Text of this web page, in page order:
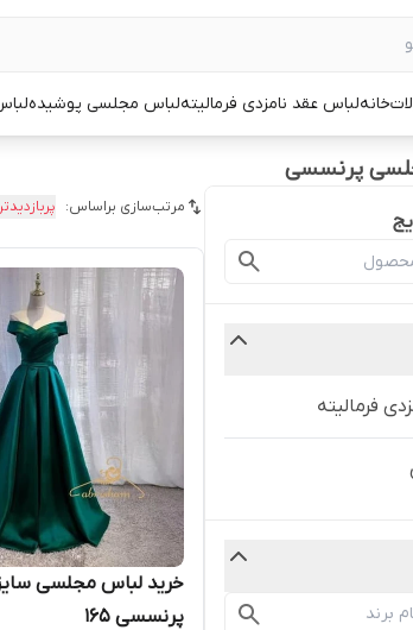
خانهلباس عقد نامزدی فرمالیتهلباس مجلسی پوشیده
پرنسسی
فرمالیته
مرتب‌سازی براساس:
خرید لباس مجلسی
پرنسسی ۱۶۵